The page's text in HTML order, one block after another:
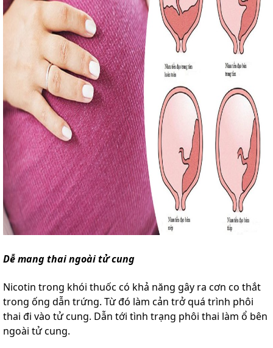
Dễ mang thai ngoài tử cung
Nicotin trong khói thuốc có khả năng gây ra cơn co thắt
trong ống dẫn trứng. Từ đó làm cản trở quá trình phôi
thai đi vào tử cung. Dẫn tới tình trạng phôi thai làm ổ bên
ngoài tử cung.